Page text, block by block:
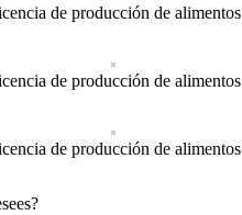
de producción de alimentos
de producción de alimentos
de producción de alimentos